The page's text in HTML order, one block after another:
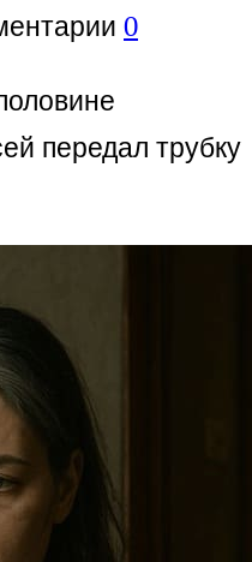
0
передал трубку